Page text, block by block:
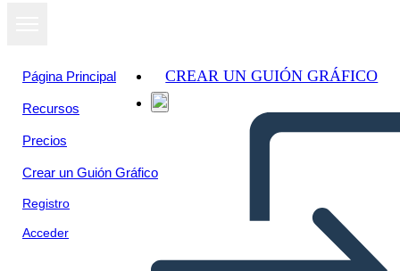
Página Principal
Recursos
Precios
Crear un Guión Gráfico
Registro
Acceder
CREAR UN GUIÓN GRÁFICO